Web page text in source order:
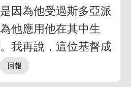
因為他受過斯多亞派
他應用他在其中生
我再說，這位基督成